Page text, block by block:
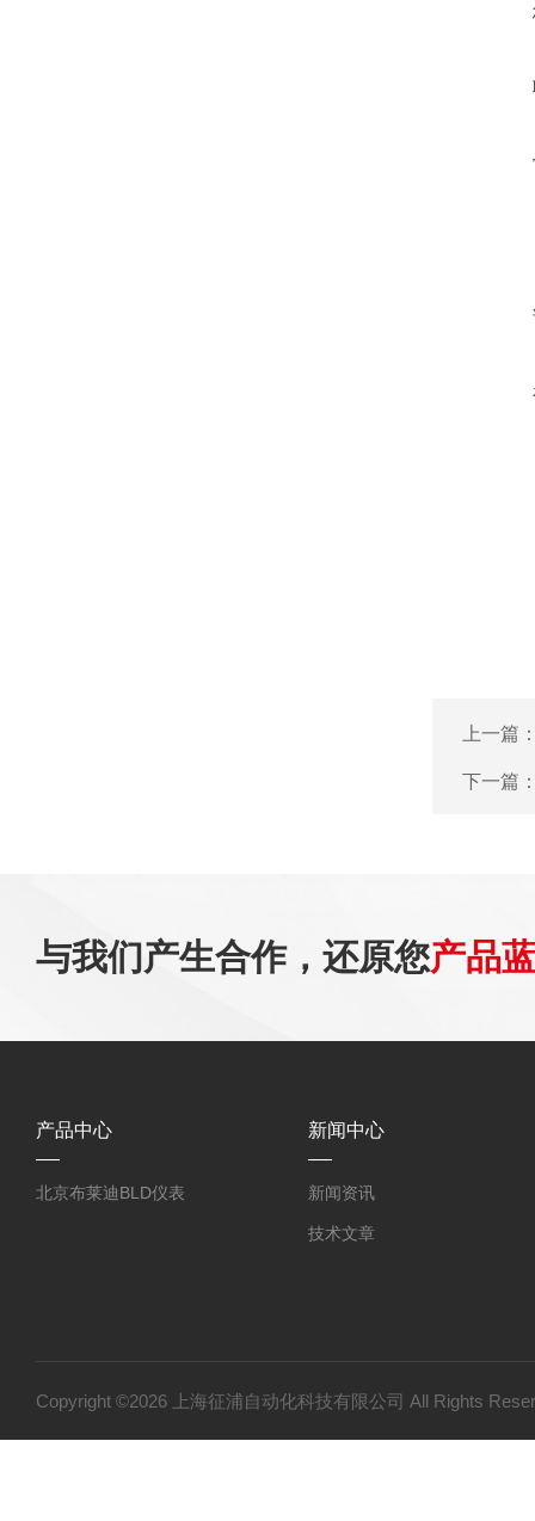
上一篇
下一篇
与我们产生合作，还原您产品
产品中心
北京布莱迪BLD仪表
新闻中心
新闻资讯
技术文章
Copyright ©2026 上海征浦自动化科技有限公司 All Rights